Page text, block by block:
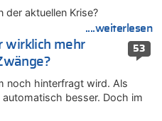
zu
vor dem EU-Gipfel vor einem
zu
und Spanien Rekorde
zu
der aktuellen Krise?
....weiterlesen
53
wirklich mehr
noch hinterfragt wird. Als
besser. Doch im